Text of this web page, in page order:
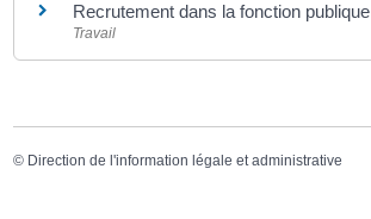
Recrutement dans la fonction publique
Travail
© Direction de l'information légale et administrative